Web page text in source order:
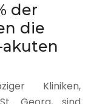
der
die
Kliniken,